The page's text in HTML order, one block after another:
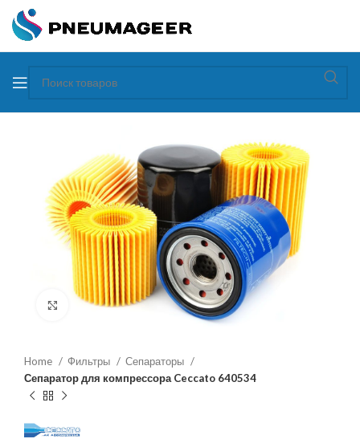
Увеличить
Home Фильтры
Сепараторы
Сепаратор для компрессора Ceccato 640534